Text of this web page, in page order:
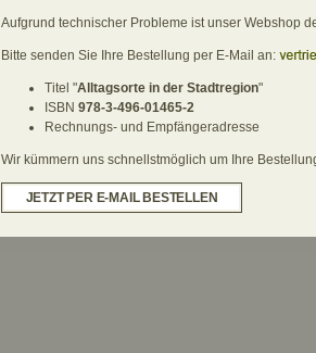
Aufgrund technischer Probleme ist unser Webshop
Bitte senden Sie Ihre Bestellung per E-Mail an:
Titel "Alltagsorte in der Stadtregion"
ISBN 978-3-496-01465-2
Rechnungs- und Empfängeradresse
Wir kümmern uns schnellstmöglich um Ihre
JETZT PER E-MAIL BESTELLEN